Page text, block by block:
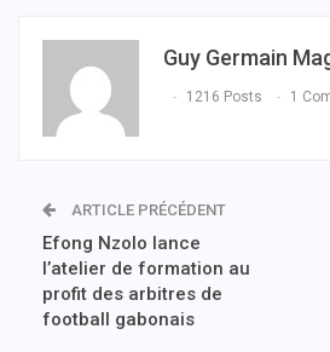
Guy Germain
1216 Posts 1
ARTICLE PRÉCÉDENT
Efong Nzolo lance
l’atelier de formation au
profit des arbitres de
football gabonais